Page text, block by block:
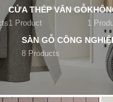
CỬA THÉP VÂN GỖ
1 Product 1
SÀN GỖ CÔNG
8 Products
BÁO GIÁ